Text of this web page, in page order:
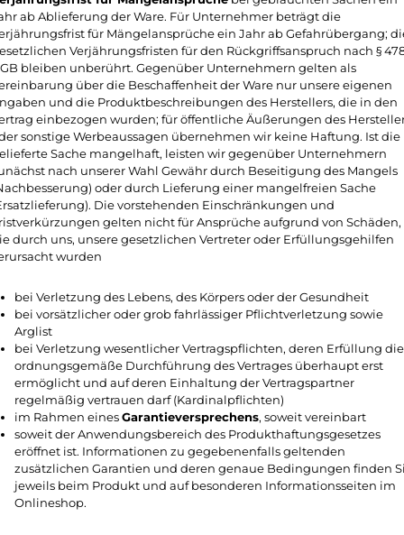
ab Ablieferung der Ware. Für Unternehmer beträgt die
für Mängelansprüche ein Jahr ab Gefahrübergang;
Verjährungsfristen für den Rückgriffsanspruch nach §
bleiben unberührt. Gegenüber Unternehmern gelten als
über die Beschaffenheit der Ware nur unsere eigenen
und die Produktbeschreibungen des Herstellers, die in den
einbezogen wurden; für öffentliche Äußerungen des
sonstige Werbeaussagen übernehmen wir keine Haftung. Ist die
Sache mangelhaft, leisten wir gegenüber Unternehmern
nach unserer Wahl Gewähr durch Beseitigung des Mangels
oder durch Lieferung einer mangelfreien Sache
Die vorstehenden Einschränkungen und
gelten nicht für Ansprüche aufgrund von Schäden,
durch uns, unsere gesetzlichen Vertreter oder Erfüllungsgehilfen
wurden
bei Verletzung des Lebens, des Körpers oder der Gesundheit
bei vorsätzlicher oder grob fahrlässiger Pflichtverletzung sowie
Arglist
bei Verletzung wesentlicher Vertragspflichten, deren Erfüllung die
ordnungsgemäße Durchführung des Vertrages überhaupt erst
ermöglicht und auf deren Einhaltung der Vertragspartner
regelmäßig vertrauen darf (Kardinalpflichten)
im Rahmen eines Garantieversprechens, soweit vereinbart
soweit der Anwendungsbereich des Produkthaftungsgesetzes
eröffnet ist. Informationen zu gegebenenfalls geltenden
zusätzlichen Garantien und deren genaue Bedingungen finden
jeweils beim Produkt und auf besonderen Informationsseiten im
Onlineshop.